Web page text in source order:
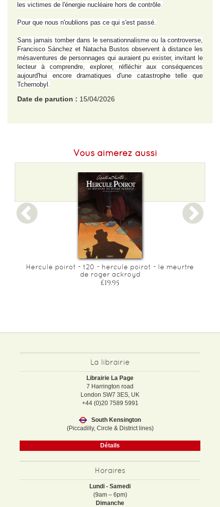
les victimes de l'énergie nucléaire hors de contrôle.
Pour que nous n'oublions pas ce qui s'est passé.
Sans jamais tomber dans le sensationnalisme ou la controverse,
Francisco Sánchez et Natacha Bustos observent à distance les
mésaventures de personnages qui auraient pu exister, invitant le
lecteur à comprendre, explorer, réfléchir aux conséquences
aujourd'hui encore dramatiques d'une catastrophe telle que
Tchernobyl.
Date de parution : 15/04/2026
Vous aimerez aussi
Hercule poirot - t20 - hercule poirot - le meurtre
de roger ackroyd
£19.95
La librairie
Librairie La Page
7 Harrington road
London SW7 3ES, UK
+44 (0)20 7589 5991
South Kensington
(Piccadilly, Circle & District lines)
Détails
Horaires
Lundi - Samedi
(9am – 6pm)
Dimanche